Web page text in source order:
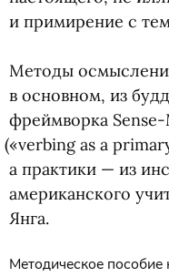
и примирение с
Методы
в основном, из
фреймворка
(«verbing as a
а практики — из
американского
Янга.
Методическое пособие